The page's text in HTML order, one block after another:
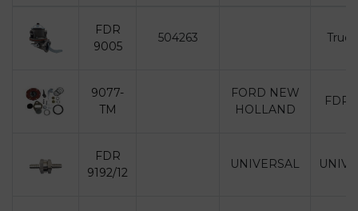
FDR
9005
504263
9077-
TM
FORD NEW
HOLLAND
FDR
FDR
9192/12
UNIVERSAL